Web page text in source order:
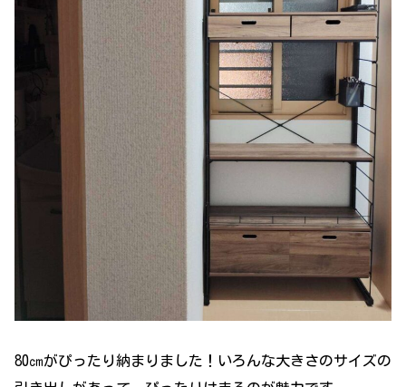
80㎝がぴったり納まりました！いろんな大きさのサイズの